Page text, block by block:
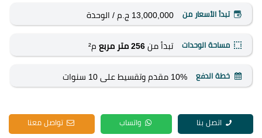
تبدأ الأسعار من 13,000,000 ج.م / الوحدة
مساحة الوحدات تبدأ من 256 متر مربع م²
خطة الدفع 10% مقدم وتقسيط على 10 سنوات
اتصل بنا واتساب تواصل معنا